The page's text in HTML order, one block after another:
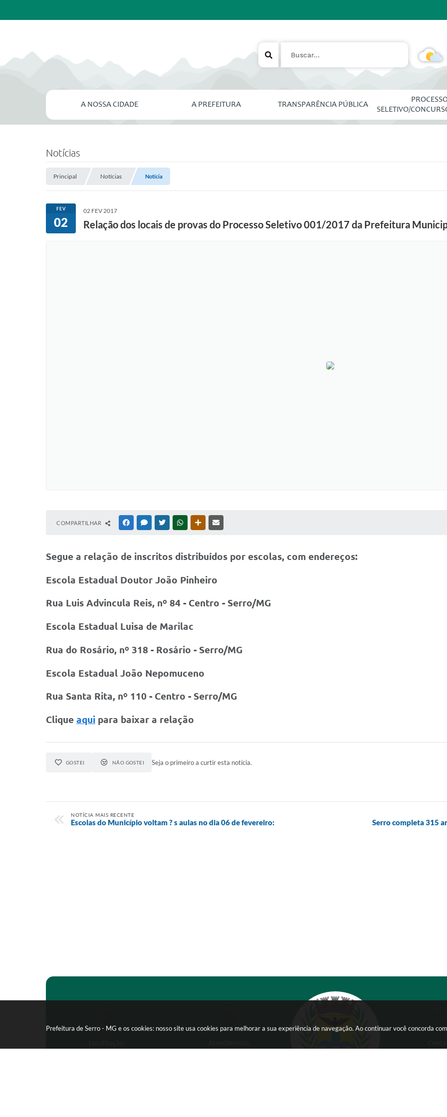
Prefeitura de Serro - MG e os cookies: nosso site usa cookies para melhorar a sua experiência de navegação. Ao continuar você concorda
A NOSSA CIDADE A PREFEITURA TRANSPARÊNCIA PÚBLICA
SELETIVO/
Notícias
Principal Notícias Notícia
FEV
02
02 FEV 2017
Relação dos locais de provas do Processo Seletivo 001/2017 da Prefeitura
COMPARTILHAR FACEBOOKMESSENGER
TWITTERWHATSAPPOUTRAS MÍDIAS
Segue a relação de inscritos distribuídos por escolas, com endereços:
Escola Estadual Doutor João Pinheiro
Rua Luis Advincula Reis, nº 84 - Centro - Serro/MG
Escola Estadual Luisa de Marilac
Rua do Rosário, nº 318 - Rosário - Serro/MG
Escola Estadual João Nepomuceno
Rua Santa Rita, nº 110 - Centro - Serro/MG
Clique aqui para baixar a relação
GOSTEI NÃO GOSTEI Seja o primeiro a curtir esta notícia.
NOTÍCIA MAIS RECENTE
Escolas do Município voltam ? s aulas no dia 06 de fevereiro: Serro completa 315